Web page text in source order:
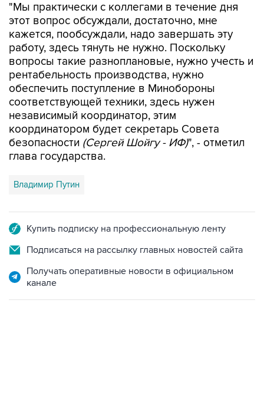
"Мы практически с коллегами в течение дня
этот вопрос обсуждали, достаточно, мне
кажется, пообсуждали, надо завершать эту
работу, здесь тянуть не нужно. Поскольку
вопросы такие разноплановые, нужно учесть и
рентабельность производства, нужно
обеспечить поступление в Минобороны
соответствующей техники, здесь нужен
независимый координатор, этим
координатором будет секретарь Совета
безопасности (Сергей Шойгу - ИФ)", - отметил
глава государства.
Владимир Путин
Купить подписку на профессиональную ленту
Подписаться на рассылку главных новостей сайта
Получать оперативные новости в официальном
канале